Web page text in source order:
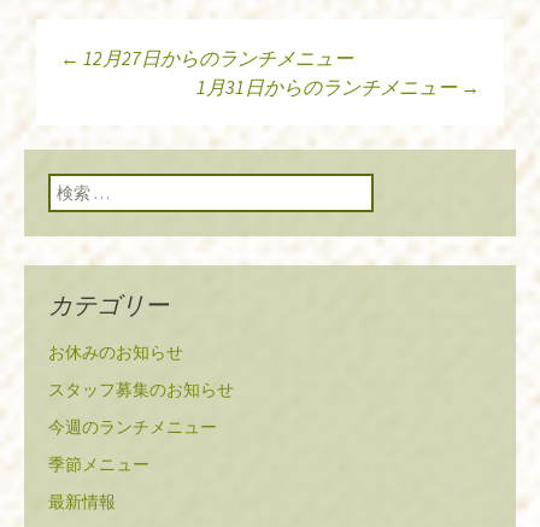
投稿ナビゲーショ
ン
← 12月27日からのランチメニュー
1月31日からのランチメニュー →
検索:
カテゴリー
お休みのお知らせ
スタッフ募集のお知らせ
今週のランチメニュー
季節メニュー
最新情報